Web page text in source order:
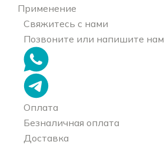
Применение
Свяжитесь с нами
Позвоните или напишите нам
Оплата
Безналичная оплата
Доставка